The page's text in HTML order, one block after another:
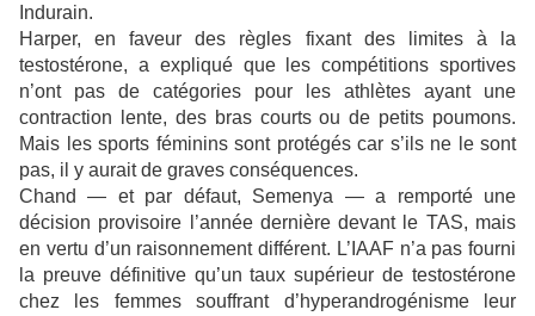
Indurain.
Harper, en faveur des règles fixant des limites à la
testostérone, a expliqué que les compétitions sportives
n’ont pas de catégories pour les athlètes ayant une
contraction lente, des bras courts ou de petits poumons.
Mais les sports féminins sont protégés car s’ils ne le sont
pas, il y aurait de graves conséquences.
Chand — et par défaut, Semenya — a remporté une
décision provisoire l’année dernière devant le TAS, mais
en vertu d’un raisonnement différent. L’IAAF n’a pas fourni
la preuve définitive qu’un taux supérieur de testostérone
chez les femmes souffrant d’hyperandrogénisme leur